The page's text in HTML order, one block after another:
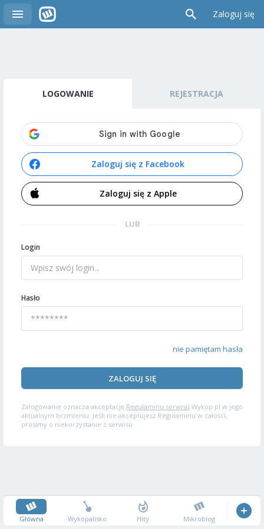
Zaloguj się
LOGOWANIE REJESTRACJA
Zaloguj się z Facebook
Zaloguj się z Apple
LUB
Login
Hasło
nie pamiętam hasła
ZALOGUJ SIĘ
Zalogowanie oznacza akceptację Regulaminu serwisu Wykop.pl w jego
aktualnym brzmieniu. Jeśli nie akceptujesz Regulaminu w całości,
prosimy o niekorzystanie z serwisu.
Główna Wykopalisko Hity Mikroblog